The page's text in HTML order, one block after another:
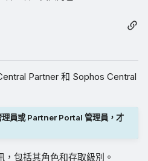
Italiano
日本語
Português
Partner 和 Sophos Central
員或 Partner Portal 管理員，才
包括其角色和存取級別。